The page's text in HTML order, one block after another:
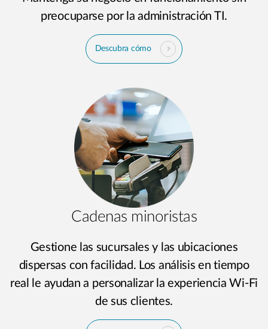
preocuparse por la administración TI.
Descubra cómo
Cadenas minoristas
Gestione las sucursales y las ubicaciones
dispersas con facilidad. Los análisis en tiempo
real le ayudan a personalizar la experiencia Wi-Fi
de sus clientes.